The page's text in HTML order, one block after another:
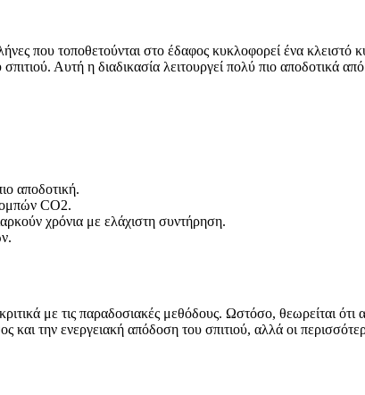
που τοποθετούνται στο έδαφος κυκλοφορεί ένα κλειστό
Αυτή η διαδικασία λειτουργεί πολύ πιο αποδοτικά
αποδοτική.
CO2.
χρόνια με ελάχιστη συντήρηση.
με τις παραδοσιακές μεθόδους. Ωστόσο, θεωρείται ότι
την ενεργειακή απόδοση του σπιτιού, αλλά οι